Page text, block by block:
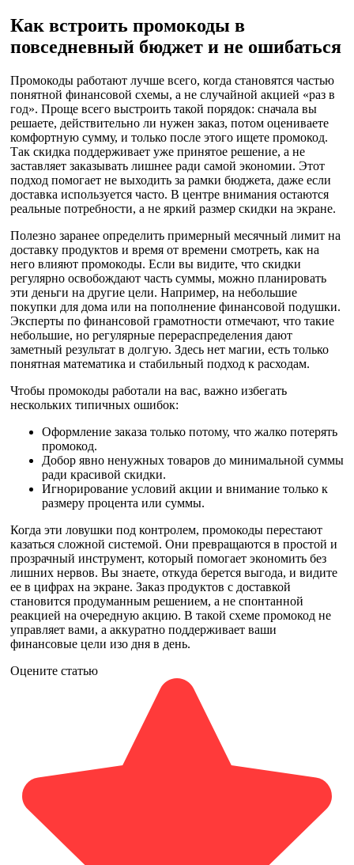
Как встроить промокоды в
повседневный бюджет и не ошибаться
Промокоды работают лучше всего, когда становятся частью
понятной финансовой схемы, а не случайной акцией «раз в
год». Проще всего выстроить такой порядок: сначала вы
решаете, действительно ли нужен заказ, потом оцениваете
комфортную сумму, и только после этого ищете промокод.
Так скидка поддерживает уже принятое решение, а не
заставляет заказывать лишнее ради самой экономии. Этот
подход помогает не выходить за рамки бюджета, даже если
доставка используется часто. В центре внимания остаются
реальные потребности, а не яркий размер скидки на экране.
Полезно заранее определить примерный месячный лимит на
доставку продуктов и время от времени смотреть, как на
него влияют промокоды. Если вы видите, что скидки
регулярно освобождают часть суммы, можно планировать
эти деньги на другие цели. Например, на небольшие
покупки для дома или на пополнение финансовой подушки.
Эксперты по финансовой грамотности отмечают, что такие
небольшие, но регулярные перераспределения дают
заметный результат в долгую. Здесь нет магии, есть только
понятная математика и стабильный подход к расходам.
Чтобы промокоды работали на вас, важно избегать
нескольких типичных ошибок:
Оформление заказа только потому, что жалко потерять
промокод.
Добор явно ненужных товаров до минимальной суммы
ради красивой скидки.
Игнорирование условий акции и внимание только к
размеру процента или суммы.
Когда эти ловушки под контролем, промокоды перестают
казаться сложной системой. Они превращаются в простой и
прозрачный инструмент, который помогает экономить без
лишних нервов. Вы знаете, откуда берется выгода, и видите
ее в цифрах на экране. Заказ продуктов с доставкой
становится продуманным решением, а не спонтанной
реакцией на очередную акцию. В такой схеме промокод не
управляет вами, а аккуратно поддерживает ваши
финансовые цели изо дня в день.
Оцените статью